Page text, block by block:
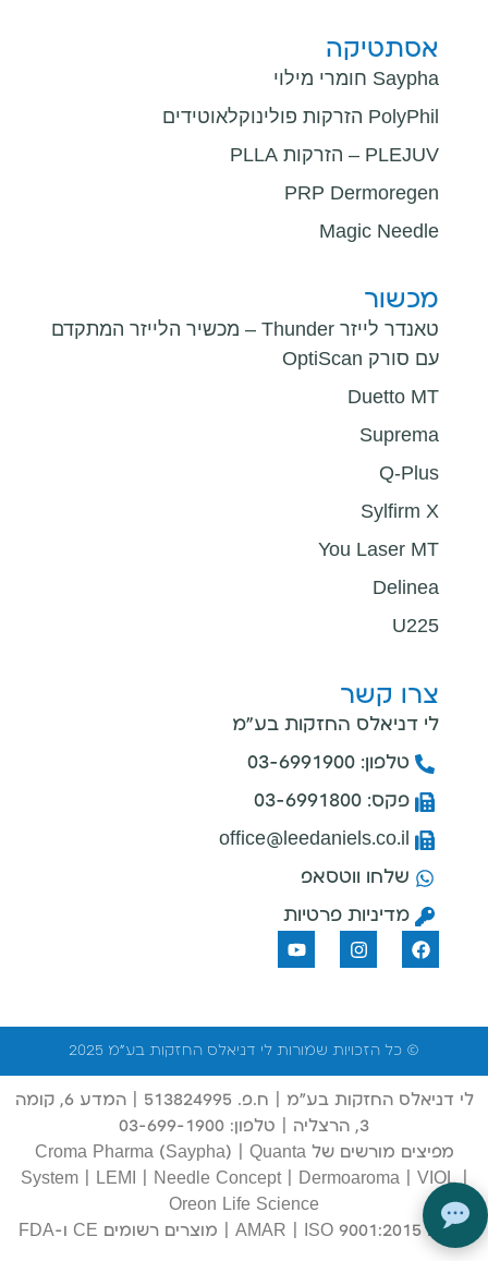
אסתטיקה
Saypha חומרי מילוי
PolyPhil הזרקות פולינוקלאוטידים
PLEJUV – הזרקות PLLA
PRP Dermoregen
Magic Needle
מכשור
טאנדר לייזר Thunder – מכשיר הלייזר המתקדם
עם סורק OptiScan
Duetto MT
Suprema
Q-Plus
Sylfirm X
You Laser MT
Delinea
U225
צרו קשר
לי דניאלס החזקות בע"מ
טלפון: 03-6991900
פקס: 03-6991800
office@leedaniels.co.il
שלחו ווטסאפ
מדיניות פרטיות
© כל הזכויות שמורות לי דניאלס החזקות בע"מ 2025
לי דניאלס החזקות בע"מ | ח.פ. 513824995 | המדע 6, קומה
3, הרצליה | טלפון: 03-699-1900
מפיצים מורשים של Croma Pharma (Saypha) | Quanta
System | LEMI | Needle Concept | Dermoaroma | VIOL |
Oreon Life Science
רישום AMAR | ISO 9001:2015 | מוצרים רשומים CE ו-FDA
היי, אני עוזר מבוסס AI של
חברת לי דניאלס
תרצה עזרה או הסבר על משהו?
אני דיי מועיל!
×